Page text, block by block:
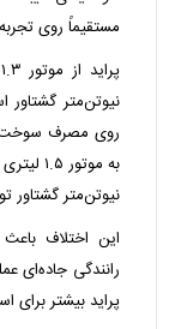
مستقیماً روی
نیوتن‌متر گشتاور
نیوتن‌متر گشتاور
این اختلاف
رانندگی جاده‌ای
پراید بیشتر